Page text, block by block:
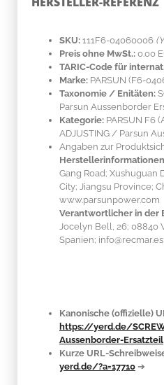
SKU: 111F6-04060006
Preis ohne MwSt.: 0.00
TARIC-Code für
Marke: PARSUN (F6-
Taxonomie / Enitäten:
Parsun Aussenborder
Kategorie: PARSUN F6
ADJUSTING / Parsun
Angaben zur
Gang Road; Xushuguan
City; Jiangsu Province;
www.parsunpower.com
Verantwortlicher in der
Jocelyn Bell, 26; 08840
Spanien;
Kanonische (offizielle)
https://yerd.de/
Aussenborder-Ersatzteil
Kurze URL-
yerd.de/?a=17710 ➔